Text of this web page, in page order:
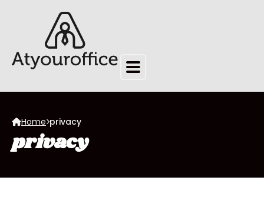
Home privacy
privacy